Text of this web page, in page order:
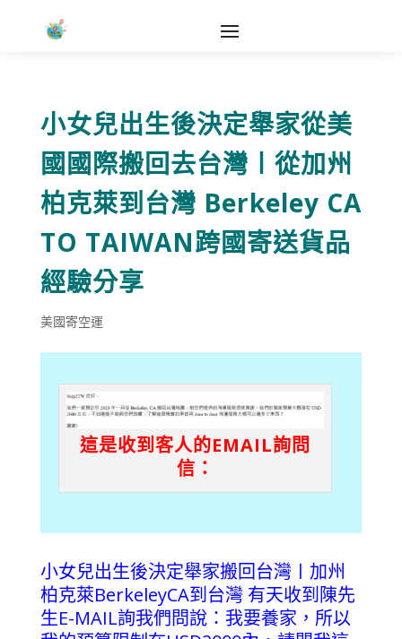
小女兒出生後決定舉家從美
國國際搬回去台灣〡從加州
柏克萊到台灣 Berkeley CA
TO TAIWAN跨國寄送貨品
經驗分享
美國寄空運
這是收到客人的EMAIL詢問
信：
小女兒出生後決定舉家搬回台灣〡加州
柏克萊BerkeleyCA到台灣 有天收到陳先
生E-MAIL詢我們問說：我要養家，所以